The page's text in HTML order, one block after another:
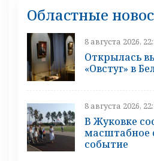
Областные
8 августа 2026,
Открылась
«Овстуг» в
8 августа 2026,
В Жуковке
масштабное
событие